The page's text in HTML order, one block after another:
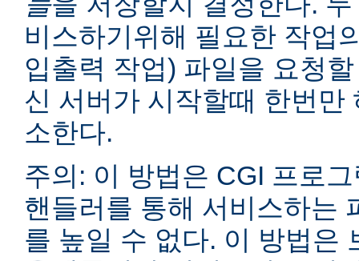
비스하기위해 필요한 작업
입출력 작업) 파일을 요청
신 서버가 시작할때 한번만
소한다.
주의: 이 방법은 CGI 프로
핸들러를 통해 서비스하는
를 높일 수 없다. 이 방법은